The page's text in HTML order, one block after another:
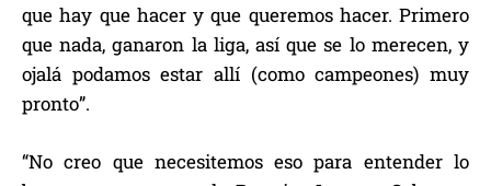
que hay que hacer y que queremos hacer. Primero
que nada, ganaron la liga, así que se lo merecen, y
ojalá podamos estar allí (como campeones) muy
pronto”.
“No creo que necesitemos eso para entender lo